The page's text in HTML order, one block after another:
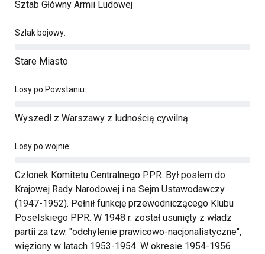
Sztab Główny Armii Ludowej
Szlak bojowy:
Stare Miasto
Losy po Powstaniu:
Wyszedł z Warszawy z ludnością cywilną.
Losy po wojnie:
Członek Komitetu Centralnego PPR. Był posłem do
Krajowej Rady Narodowej i na Sejm Ustawodawczy
(1947-1952). Pełnił funkcję przewodniczącego Klubu
Poselskiego PPR. W 1948 r. został usunięty z władz
partii za tzw. "odchylenie prawicowo-nacjonalistyczne",
więziony w latach 1953-1954. W okresie 1954-1956